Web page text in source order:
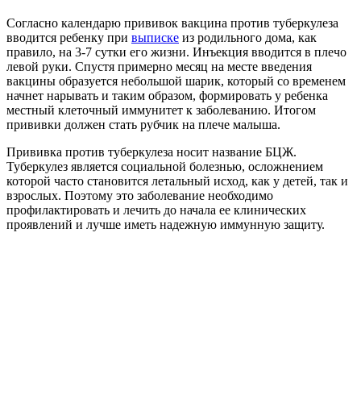
Согласно календарю прививок вакцина против туберкулеза
вводится ребенку при выписке из родильного дома, как
правило, на 3-7 сутки его жизни. Инъекция вводится в плечо
левой руки. Спустя примерно месяц на месте введения
вакцины образуется небольшой шарик, который со временем
начнет нарывать и таким образом, формировать у ребенка
местный клеточный иммунитет к заболеванию. Итогом
прививки должен стать рубчик на плече малыша.
Прививка против туберкулеза носит название БЦЖ.
Туберкулез является социальной болезнью, осложнением
которой часто становится летальный исход, как у детей, так и
взрослых. Поэтому это заболевание необходимо
профилактировать и лечить до начала ее клинических
проявлений и лучше иметь надежную иммунную защиту.